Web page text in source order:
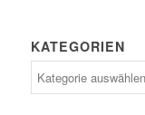
KATEGORIEN